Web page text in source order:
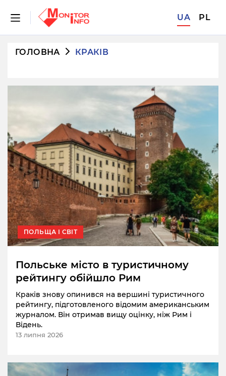
UA PL
ГОЛОВНА КРАКІВ
ПОЛЬЩА І СВІТ
Польське місто в туристичному
рейтингу обійшло Рим
Краків знову опинився на вершині туристичного
рейтингу, підготовленого відомим американським
журналом. Він отримав вищу оцінку, ніж Рим і
Відень.
13 липня 2026